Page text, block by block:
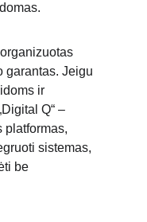
garantas. Jeigu
ir
Q“ –
platformas,
sistemas,
be